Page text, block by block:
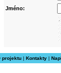
Jméno:
projektu| Kontakty|